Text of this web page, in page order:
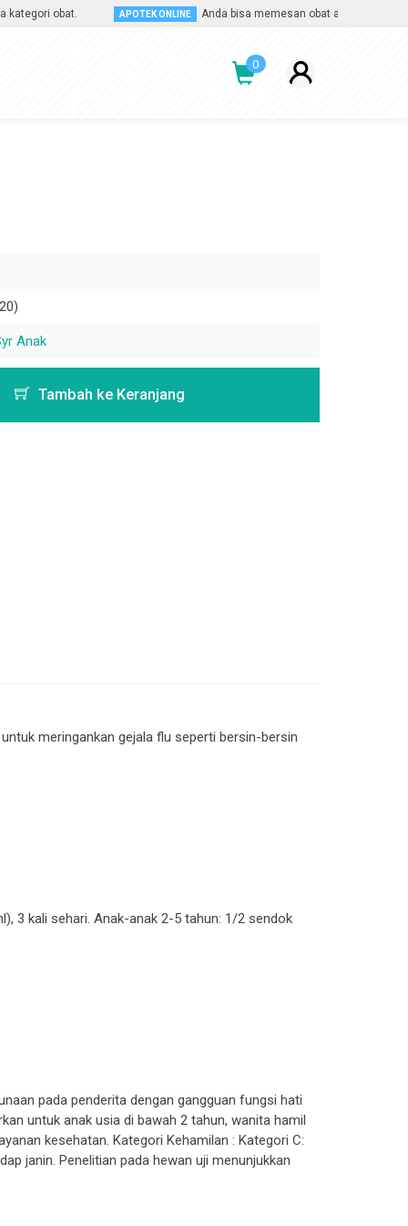
obat. APOTEK ONLINE Anda bisa memesan obat apa saja, kapan
0
Anak
Tambah ke Keranjang
meringankan gejala flu seperti bersin-bersin
3 kali sehari. Anak-anak 2-5 tahun: 1/2 sendok
pada penderita dengan gangguan fungsi hati
untuk anak usia di bawah 2 tahun, wanita hamil
kesehatan. Kategori Kehamilan : Kategori C:
janin. Penelitian pada hewan uji menunjukkan